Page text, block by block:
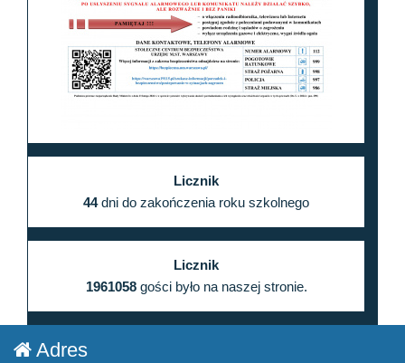
Licznik
44dni do zakończenia roku szkolnego
Licznik
1961058gości było na naszej stronie.
Adres